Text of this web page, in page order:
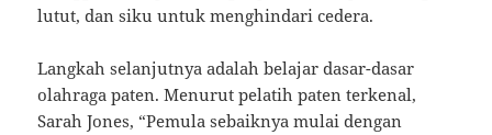
lutut, dan siku untuk menghindari cedera.
Langkah selanjutnya adalah belajar dasar-dasar
olahraga paten. Menurut pelatih paten terkenal,
Sarah Jones, “Pemula sebaiknya mulai dengan